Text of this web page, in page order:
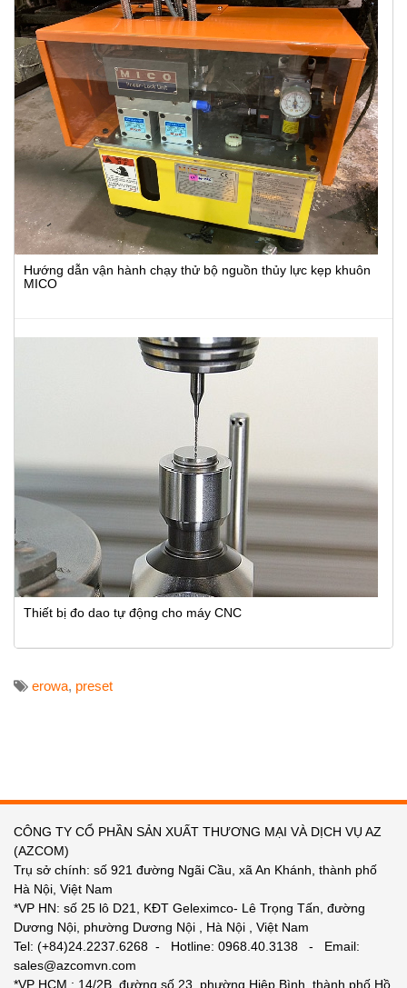
Hướng dẫn vận hành chạy thử bộ nguồn thủy lực kẹp khuôn
MICO
Thiết bị đo dao tự động cho máy CNC
erowa, preset
CÔNG TY CỔ PHẦN SẢN XUẤT THƯƠNG MẠI VÀ DỊCH VỤ AZ
(AZCOM)
Trụ sở chính: số 921 đường Ngãi Cầu, xã An Khánh, thành phố
Hà Nội, Việt Nam
*VP HN: số 25 lô D21, KĐT Geleximco- Lê Trọng Tấn, đường
Dương Nội, phường Dương Nội , Hà Nội , Việt Nam
Tel: (+84)24.2237.6268 - Hotline: 0968.40.3138 - Email:
sales@azcomvn.com
*VP HCM : 14/2B, đường số 23, phường Hiệp Bình, thành phố Hồ